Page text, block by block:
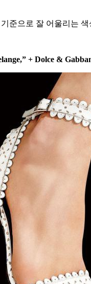
준으로 잘 어울리는
+ Dolce &